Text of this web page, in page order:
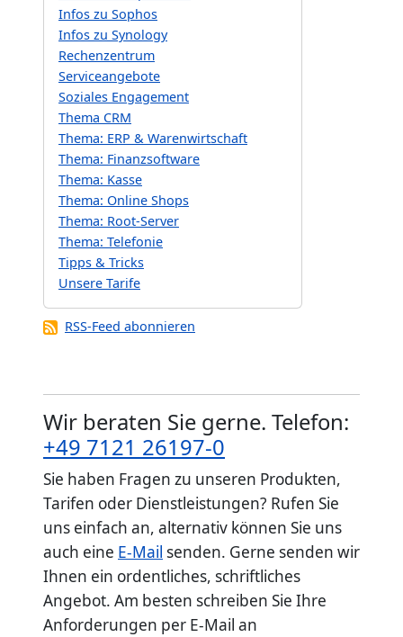
Infos zu Sophos
Infos zu Synology
Rechenzentrum
Serviceangebote
Soziales Engagement
Thema CRM
Thema: ERP & Warenwirtschaft
Thema: Finanzsoftware
Thema: Kasse
Thema: Online Shops
Thema: Root-Server
Thema: Telefonie
Tipps & Tricks
Unsere Tarife
RSS-Feed abonnieren
Wir beraten Sie gerne. Telefon:
+49 7121 26197-0
Sie haben Fragen zu unseren Produkten,
Tarifen oder Dienstleistungen? Rufen Sie
uns einfach an, alternativ können Sie uns
auch eine E-Mail senden. Gerne senden wir
Ihnen ein ordentliches, schriftliches
Angebot. Am besten schreiben Sie Ihre
Anforderungen per E-Mail an